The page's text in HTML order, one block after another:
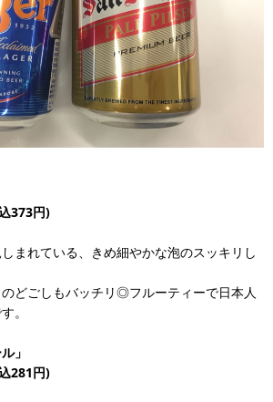
373円)
まれている、きめ細やかな泡のスッキリし
どごしもバッチリ◎フルーティーで日本人
。
」
281円)